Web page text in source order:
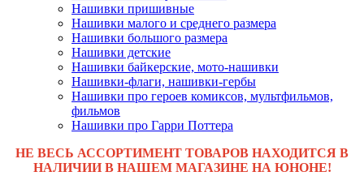
Нашивки пришивные
Нашивки малого и среднего размера
Нашивки большого размера
Нашивки детские
Нашивки байкерские, мото-нашивки
Нашивки-флаги, нашивки-гербы
Нашивки про героев комиксов, мультфильмов,
фильмов
Нашивки про Гарри Поттера
НЕ ВЕСЬ АССОРТИМЕНТ ТОВАРОВ НАХОДИТСЯ В
НАЛИЧИИ В НАШЕМ МАГАЗИНЕ НА ЮНОНЕ!